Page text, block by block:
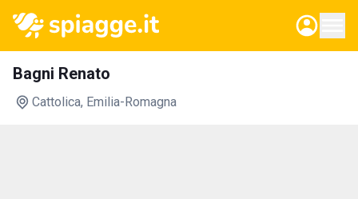
Bagni Renato
Cattolica, Emilia-Romagna